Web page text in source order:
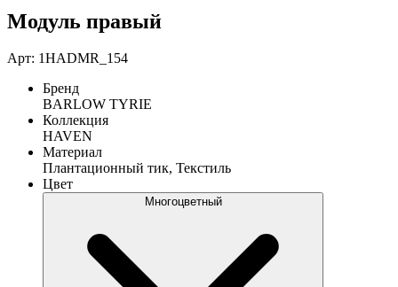
Модуль правый
Арт: 1HADMR_154
Бренд
BARLOW TYRIE
Коллекция
HAVEN
Материал
Плантационный тик, Текстиль
Цвет
Многоцветный